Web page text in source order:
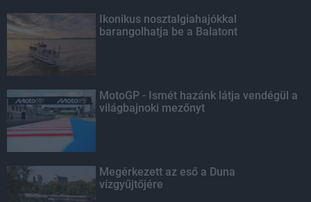
Ikonikus nosztalgiahajókkal
barangolhatja be a Balatont
MotoGP - Ismét hazánk látja vendégül a
világbajnoki mezőnyt
Megérkezett az eső a Duna
vízgyűjtőjére